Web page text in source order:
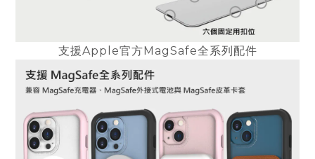
支援Apple官方MagSafe全系列配件